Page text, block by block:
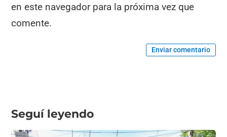
en este navegador para la próxima vez que
comente.
Enviar comentario
Seguí leyendo